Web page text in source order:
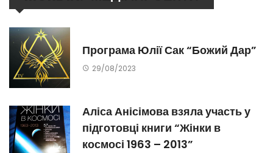
Програма Юлії Сак “Божий Дар”
29/08/2023
Аліса Анісімова взяла участь у
підготовці книги “Жінки в
космосі 1963 – 2013”